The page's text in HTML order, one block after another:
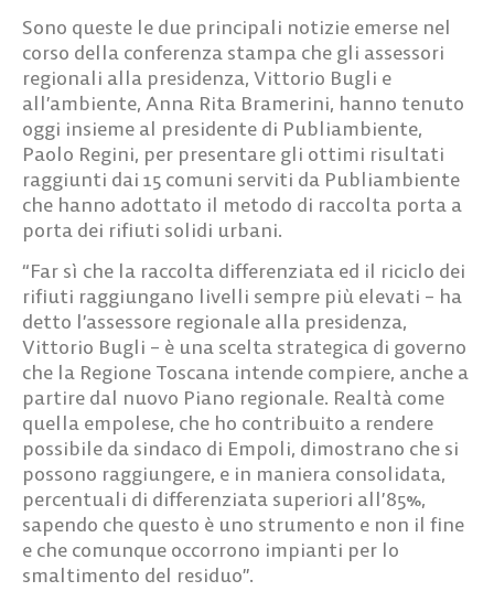
Sono queste le due principali notizie emerse nel
corso della conferenza stampa che gli assessori
regionali alla presidenza, Vittorio Bugli e
all’ambiente, Anna Rita Bramerini, hanno tenuto
oggi insieme al presidente di Publiambiente,
Paolo Regini, per presentare gli ottimi risultati
raggiunti dai 15 comuni serviti da Publiambiente
che hanno adottato il metodo di raccolta porta a
porta dei rifiuti solidi urbani.
“Far sì che la raccolta differenziata ed il riciclo dei
rifiuti raggiungano livelli sempre più elevati – ha
detto l’assessore regionale alla presidenza,
Vittorio Bugli – è una scelta strategica di governo
che la Regione Toscana intende compiere, anche a
partire dal nuovo Piano regionale. Realtà come
quella empolese, che ho contribuito a rendere
possibile da sindaco di Empoli, dimostrano che si
possono raggiungere, e in maniera consolidata,
percentuali di differenziata superiori all’85%,
sapendo che questo è uno strumento e non il fine
e che comunque occorrono impianti per lo
smaltimento del residuo”.